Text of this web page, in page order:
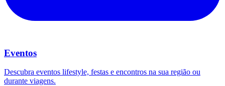
Eventos
Descubra eventos lifestyle, festas e encontros na sua região ou
durante viagens.